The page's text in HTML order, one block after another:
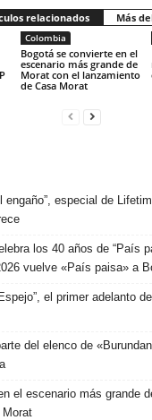
relacionados Más
Colombia
Bogotá se convierte en el
escenario más grande de
Morat con el lanzamiento
de Casa Morat
engaño”, especial de
los 40 años de “País
vuelve «País paisa» a
el primer adelanto
del elenco de
el escenario más grande